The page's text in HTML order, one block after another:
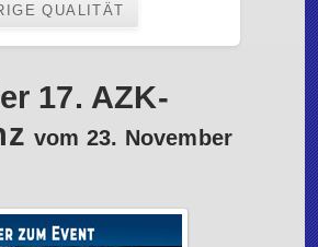
QUALITÄT
17. AZK-
vom 23. November